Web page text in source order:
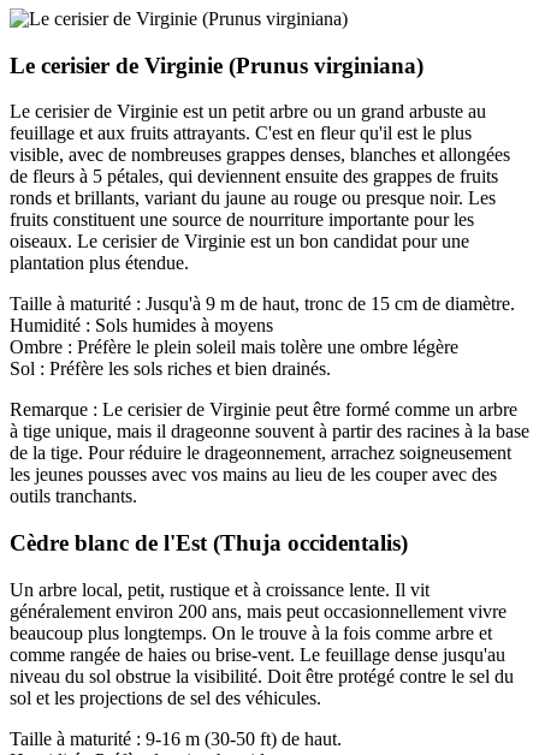
Le cerisier de Virginie (Prunus virginiana)
Le cerisier de Virginie est un petit arbre ou un grand arbuste au
feuillage et aux fruits attrayants. C'est en fleur qu'il est le plus
visible, avec de nombreuses grappes denses, blanches et allongées
de fleurs à 5 pétales, qui deviennent ensuite des grappes de fruits
ronds et brillants, variant du jaune au rouge ou presque noir. Les
fruits constituent une source de nourriture importante pour les
oiseaux. Le cerisier de Virginie est un bon candidat pour une
plantation plus étendue.
Taille à maturité : Jusqu'à 9 m de haut, tronc de 15 cm de diamètre.
Humidité : Sols humides à moyens
Ombre : Préfère le plein soleil mais tolère une ombre légère
Sol : Préfère les sols riches et bien drainés.
Remarque : Le cerisier de Virginie peut être formé comme un arbre
à tige unique, mais il drageonne souvent à partir des racines à la base
de la tige. Pour réduire le drageonnement, arrachez soigneusement
les jeunes pousses avec vos mains au lieu de les couper avec des
outils tranchants.
Cèdre blanc de l'Est (Thuja occidentalis)
Un arbre local, petit, rustique et à croissance lente. Il vit
généralement environ 200 ans, mais peut occasionnellement vivre
beaucoup plus longtemps. On le trouve à la fois comme arbre et
comme rangée de haies ou brise-vent. Le feuillage dense jusqu'au
niveau du sol obstrue la visibilité. Doit être protégé contre le sel du
sol et les projections de sel des véhicules.
Taille à maturité : 9-16 m (30-50 ft) de haut.